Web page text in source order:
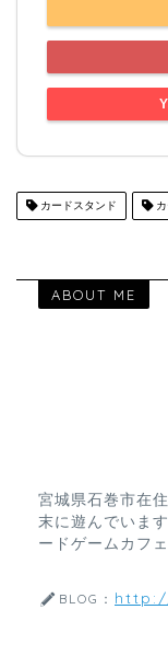
カードスタンド カ
ABOUT ME
宮城県石巻市在
末に遊んでいま
ードゲームカフ
BLOG：